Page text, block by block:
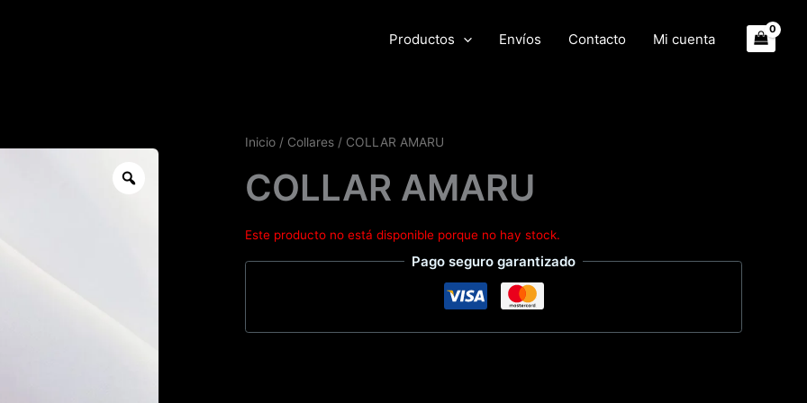
Productos Envíos Contacto Mi cuenta
Inicio / Collares / COLLAR AMARU
COLLAR AMARU
Este producto no está disponible porque no hay stock.
Pago seguro garantizado